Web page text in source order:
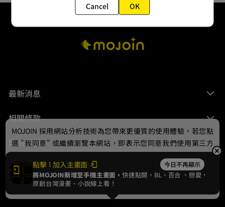
最新消息
相關條款
聯絡我們
© 2024 gamania Digital Entertainment Co., Ltd.
點擊 加入主畫面 今日不再顯示
將MOJOIN新增至手機主畫面，快速點開，BL、 百合 、戀愛，
原創台灣漫畫、小說線上看！
MOJOIN 採用網站分析技術為您帶來更優質的使用體驗，若您點
選 "我同意" 或繼續瀏覽本網站，即表示您同意我們使用第三方
Cookie，欲瞭解更多資訊請見隱私權政策。
我同意
Cancel OK